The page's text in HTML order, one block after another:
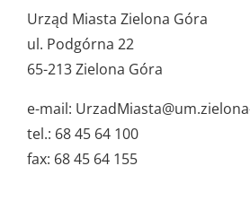
ważne
dane
Urząd Miasta Zielona Góra
ul. Podgórna 22
65-213 Zielona Góra
e-mail:
tel.: 68 45 64 100
fax: 68 45 64 155